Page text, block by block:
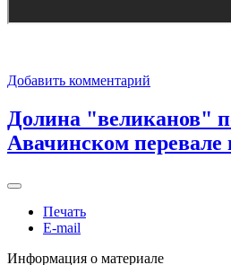
Добавить комментарий
Долина "великанов"
Авачинском
Печать
E-mail
Информация о материале